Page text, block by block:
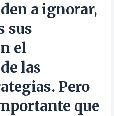
a ignorar,
sus
el
las
Pero
que